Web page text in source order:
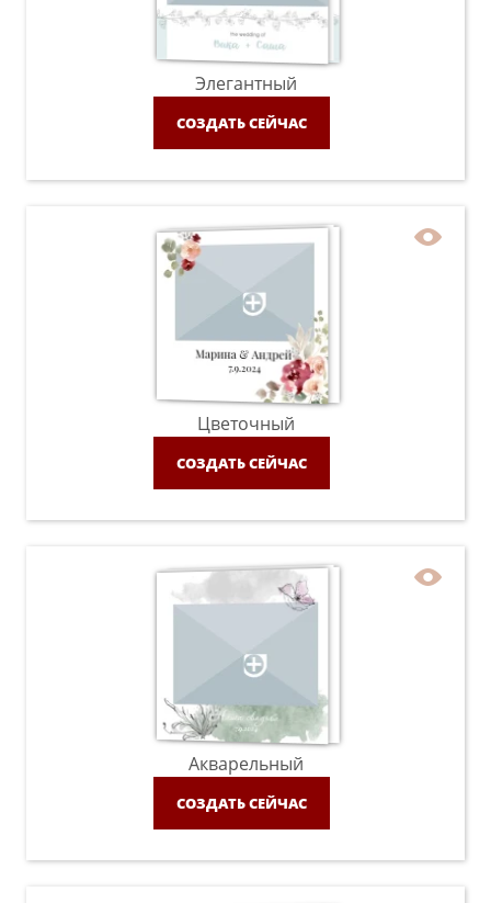
Элегантный
СОЗДАТЬ СЕЙЧАС
Цветочный
СОЗДАТЬ СЕЙЧАС
Акварельный
СОЗДАТЬ СЕЙЧАС